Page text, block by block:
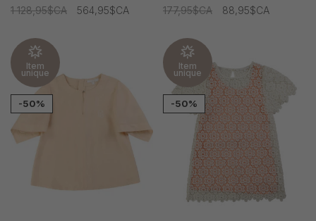
1 128,95$CA
564,95$CA
177,95$CA
88,95$CA
Item
unique
-50%
Item
unique
-50%